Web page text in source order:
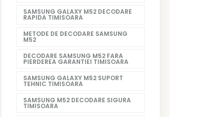
SAMSUNG GALAXY M52 DECODARE
RAPIDA TIMISOARA
METODE DE DECODARE SAMSUNG
M52
DECODARE SAMSUNG M52 FARA
PIERDEREA GARANTIEI TIMISOARA
SAMSUNG GALAXY M52 SUPORT
TEHNIC TIMISOARA
SAMSUNG M52 DECODARE SIGURA
TIMISOARA